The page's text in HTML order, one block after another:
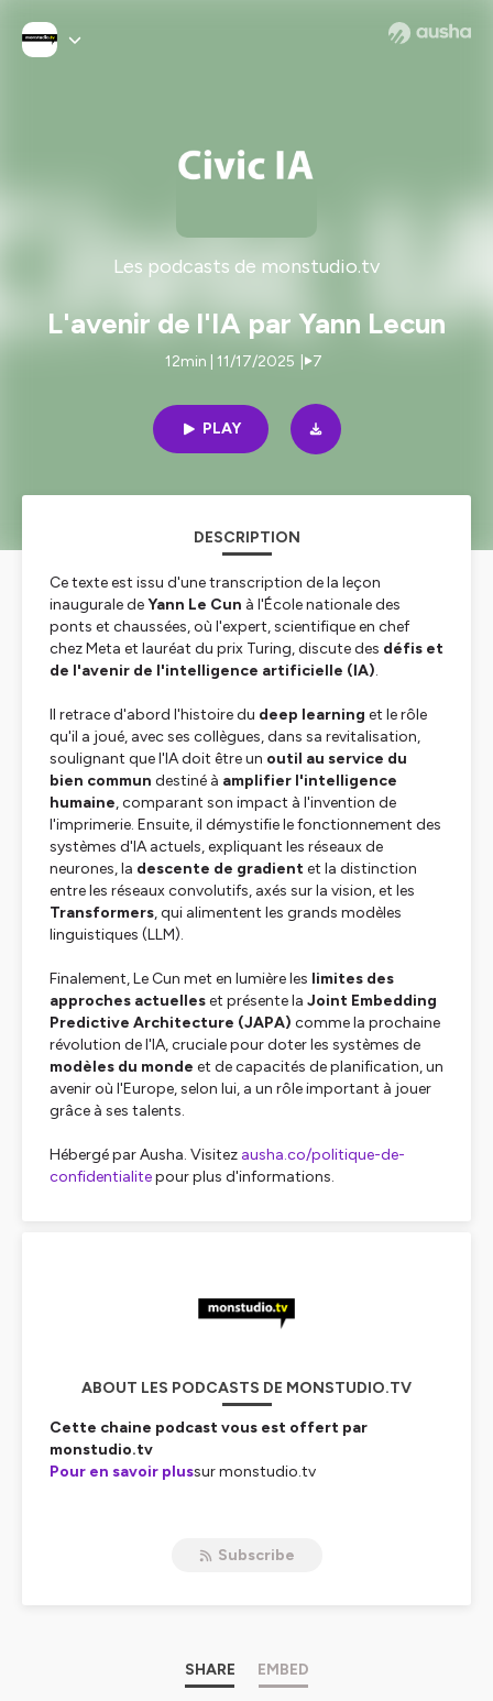
Les podcasts de monstudio.tv
L'avenir de l'IA par Yann Lecun
12min | 11/17/2025 7
PLAY
DESCRIPTION
Ce texte est issu d'une transcription de la leçon
inaugurale deYann Le Cun à l'École nationale des
ponts et chaussées, où l'expert, scientifique en chef
chez Meta et lauréat du prix Turing, discute des défis et
de l'avenir de l'intelligence artificielle (IA).
Il retrace d'abord l'histoire du deep learning et le rôle
qu'il a joué, avec ses collègues, dans sa revitalisation,
soulignant que l'IA doit être un outil au service du
bien commun destiné à amplifier l'intelligence
humaine, comparant son impact à l'invention de
l'imprimerie. Ensuite, il démystifie le fonctionnement des
systèmes d'IA actuels, expliquant les réseaux de
neurones, la descente de gradientet la distinction
entre les réseaux convolutifs, axés sur la vision, et les
Transformers, qui alimentent les grands modèles
linguistiques (LLM).
Finalement, Le Cun met en lumière les limites des
approches actuelleset présente la Joint Embedding
Predictive Architecture (JAPA) comme la prochaine
révolution de l'IA, cruciale pour doter les systèmes de
modèles du monde et de capacités de planification, un
avenir où l'Europe, selon lui, a un rôle important à jouer
grâce à ses talents.
Hébergé par Ausha. Visitez ausha.co/politique-de-
confidentialitepour plus d'informations.
ABOUT LES PODCASTS DE MONSTUDIO.TV
Cette chaine podcast vous est offert par
monstudio.tv
Pour en savoir plussur monstudio.tv
Subscribe
SHARE EMBED